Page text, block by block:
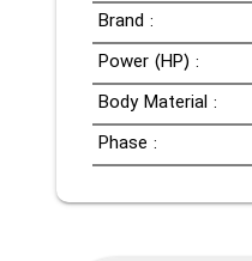
Brand :
Power (HP) :
Body Material :
Phase :